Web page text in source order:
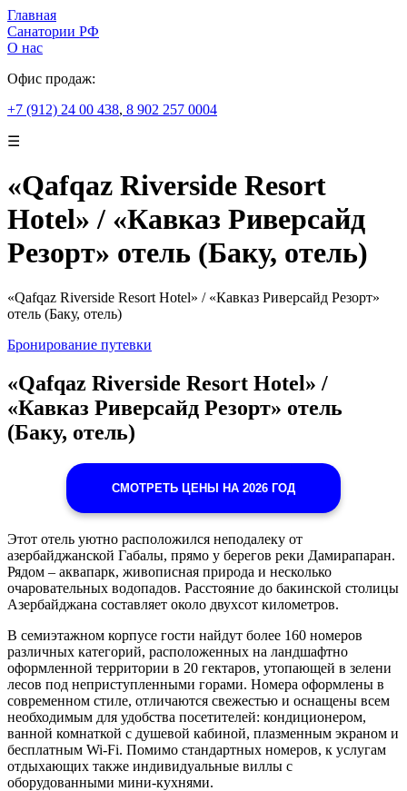
Главная
Санатории РФ
О нас
Офис продаж:
+7 (912) 24 00 438, 8 902 257 0004
☰
«Qafqaz Riverside Resort
Hotel» / «Кавказ Риверсайд
Резорт» отель (Баку, отель)
«Qafqaz Riverside Resort Hotel» / «Кавказ Риверсайд Резорт»
отель (Баку, отель)
Бронирование путевки
«Qafqaz Riverside Resort Hotel» /
«Кавказ Риверсайд Резорт» отель
(Баку, отель)
СМОТРЕТЬ ЦЕНЫ НА 2026 ГОД
Этот отель уютно расположился неподалеку от
азербайджанской Габалы, прямо у берегов реки Дамирапаран.
Рядом – аквапарк, живописная природа и несколько
очаровательных водопадов. Расстояние до бакинской столицы
Азербайджана составляет около двухсот километров.
В семиэтажном корпусе гости найдут более 160 номеров
различных категорий, расположенных на ландшафтно
оформленной территории в 20 гектаров, утопающей в зелени
лесов под неприступленными горами. Номера оформлены в
современном стиле, отличаются свежестью и оснащены всем
необходимым для удобства посетителей: кондиционером,
ванной комнаткой с душевой кабиной, плазменным экраном и
бесплатным Wi-Fi. Помимо стандартных номеров, к услугам
отдыхающих также индивидуальные виллы с
оборудованными мини-кухнями.